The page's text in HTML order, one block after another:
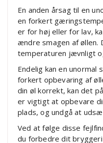
En anden årsag til en
en forkert
er for høj eller for lav,
ændre smagen af
temperaturen jævnligt
Endelig kan en unormal
forkert opbevaring af
din øl korrekt, kan det
er vigtigt at opbevare
plads, og undgå at
Ved at følge disse
du forbedre dit